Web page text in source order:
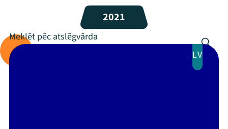
Programma
Arhīvs
2021
LV